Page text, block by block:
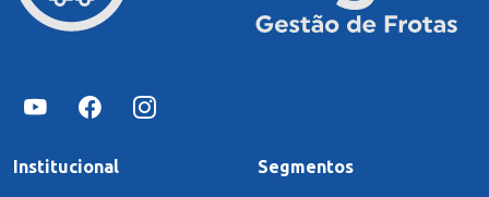
Institucional Segmentos